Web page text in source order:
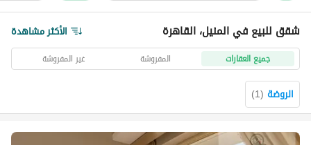
شقق للبيع في المنيل، القاهرة الأكثر مشاهدة
جميع العقارات المفروشة غير المفروشة
الروضة (
1
)